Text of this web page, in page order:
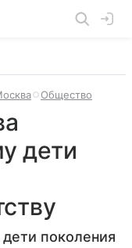
Общество
дети
поколения